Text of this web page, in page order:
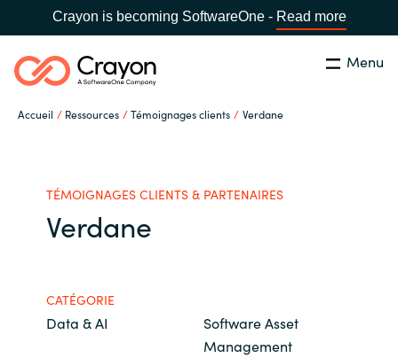
Crayon is becoming SoftwareOne - Read more
Menu
Accueil Ressources Témoignages clients Verdane
Australia
Rechercher Fermer
Partenaires éditeurs
A propos de Crayon
TÉMOIGNAGES CLIENTS & PARTENAIRES
Verdane
CATÉGORIE
Data & AI
Software Asset
Management